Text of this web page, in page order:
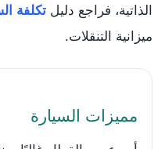
الذاتية، فراجع دليل تكلفة
ميزانية التنقلات.
مميزات السيارة